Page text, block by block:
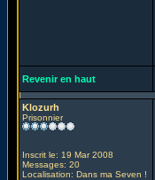
Revenir en haut
Klozurh
Prisonnier
Inscrit le: 19 Mar 2008
Messages: 20
Localisation: Dans ma Seven !